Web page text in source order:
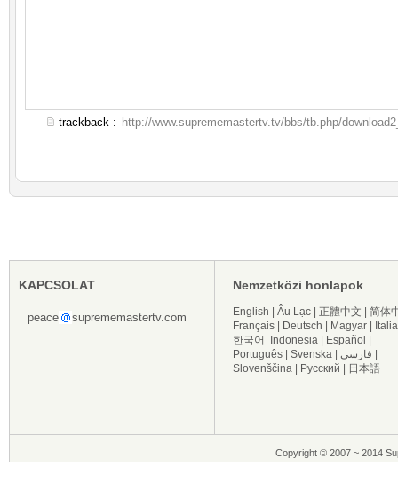
trackback : http://www.suprememastertv.tv/bbs/tb.php/
KAPCSOLAT
peace suprememastertv.com
Nemzetközi honlapok
English Âu Lạc 正體中文
简体
Français
Deutsch Magyar
한국어
Indonesia Español
Português
Svenska فارسی
Slovenščina
Русский 日本語
Copyright © 2007 ~ 2014